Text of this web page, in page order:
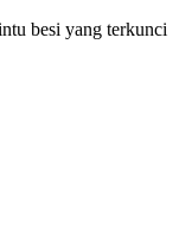
besi yang terkunci